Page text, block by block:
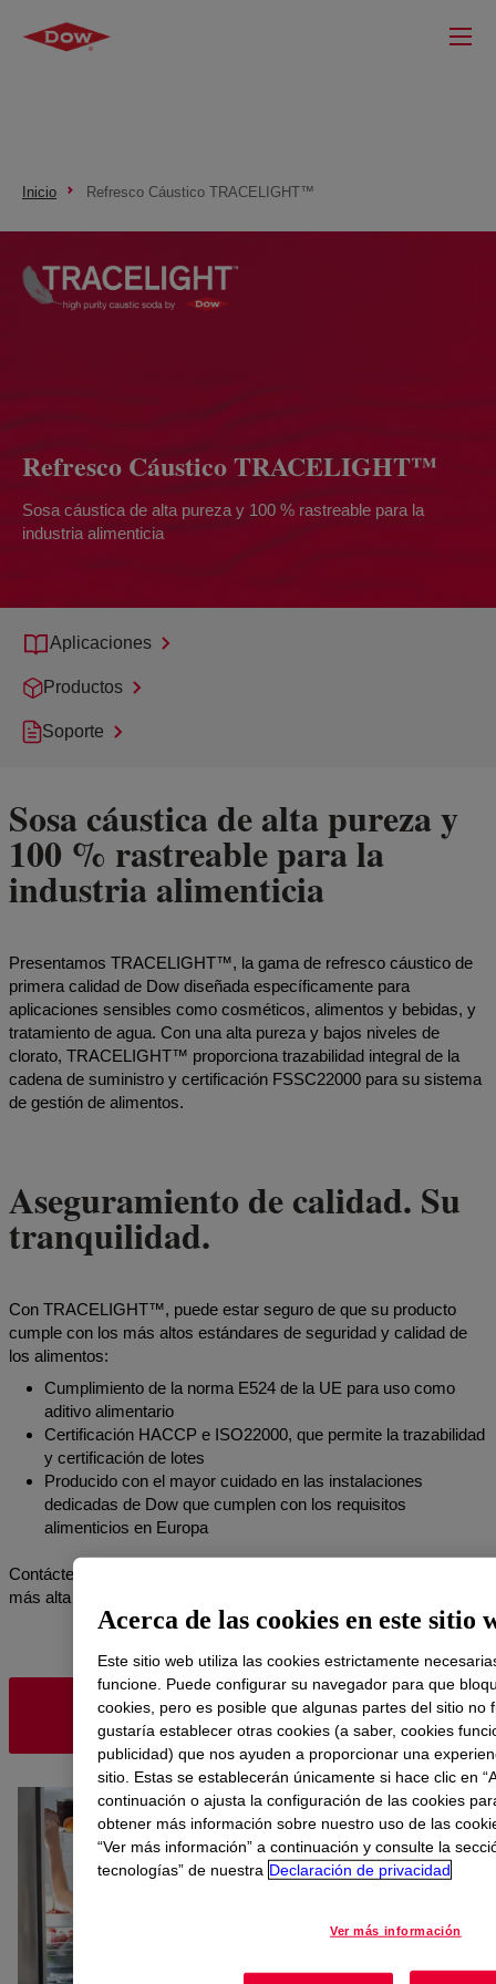
Inicio Refresco Cáustico TRACELIGHT™
Refresco Cáustico TRACELIGHT™
Sosa cáustica de alta pureza y 100 % rastreable para la
industria alimenticia
Aplicaciones
Productos
Soporte
Sosa cáustica de alta pureza y
100 % rastreable para la
industria alimenticia
Presentamos TRACELIGHT™, la gama de refresco cáustico de
primera calidad de Dow diseñada específicamente para
aplicaciones sensibles como cosméticos, alimentos y bebidas, y
tratamiento de agua. Con una alta pureza y bajos niveles de
clorato, TRACELIGHT™ proporciona trazabilidad integral de la
cadena de suministro y certificación FSSC22000 para su sistema
de gestión de alimentos.
Aseguramiento de calidad. Su
tranquilidad.
Con TRACELIGHT™, puede estar seguro de que su producto
cumple con los más altos estándares de seguridad y calidad de
los alimentos:
Cumplimiento de la norma E524 de la UE para uso como
aditivo alimentario
Certificación HACCP e ISO22000, que permite la trazabilidad
y certificación de lotes
Producido con el mayor cuidado en las instalaciones
dedicadas de Dow que cumplen con los requisitos
alimenticios en Europa
Contáctenos hoy para llevar su negocio al siguiente nivel con la
más alta calidad y la soda cáustica más confiable del mercado.
CLORATO BAJO SEGURIDAD DE LOS
Acerca de las cookies en este sitio
Este sitio web utiliza las cookies estrictamente
funcione. Puede configurar su navegador para que
cookies, pero es posible que algunas partes del sitio no
gustaría establecer otras cookies (a saber, cookies
publicidad) que nos ayuden a proporcionar una
sitio. Estas se establecerán únicamente si hace clic en
continuación o ajusta la configuración de las cookies
obtener más información sobre nuestro uso de las
“Ver más información” a continuación y consulte la
tecnologías” de nuestra Declaración de privacidad
Ver más información